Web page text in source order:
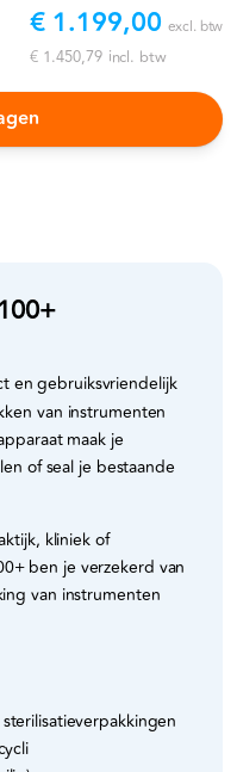
€ 1.199,00 excl. btw
€ 1.450,79 incl. btw
en gebruiksvriendelijk
van instrumenten
maak je
of seal je bestaande
kliniek of
ben je verzekerd van
van instrumenten